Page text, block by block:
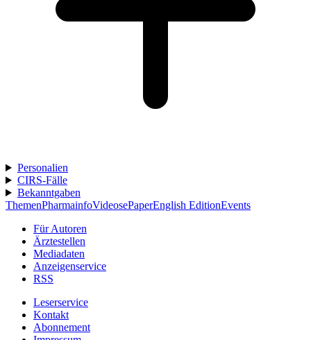
Personalien
CIRS-Fälle
Bekanntgaben
ThemenPharmainfoVideosePaperEnglish EditionEvents
Für Autoren
Ärztestellen
Mediadaten
Anzeigenservice
RSS
Leserservice
Kontakt
Abonnement